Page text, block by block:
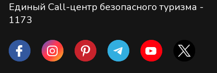
Единый Call-центр безопасного туризма -
1173